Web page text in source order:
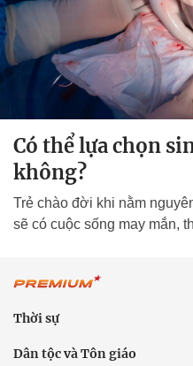
Có thể lựa chọn
không?
Trẻ chào đời khi nằm
sẽ có cuộc sống may mắn,
Thời sự
Dân tộc và Tôn giáo